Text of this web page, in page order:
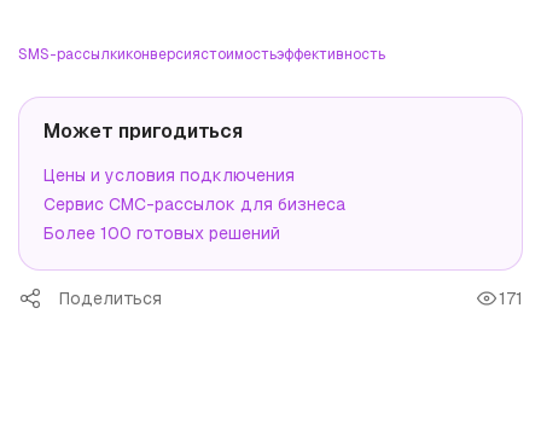
SMS-рассылкиконверсиястоимостьэффективность
Может пригодиться
Цены и условия подключения
Сервис СМС-рассылок для бизнеса
Более 100 готовых решений
Поделиться 171